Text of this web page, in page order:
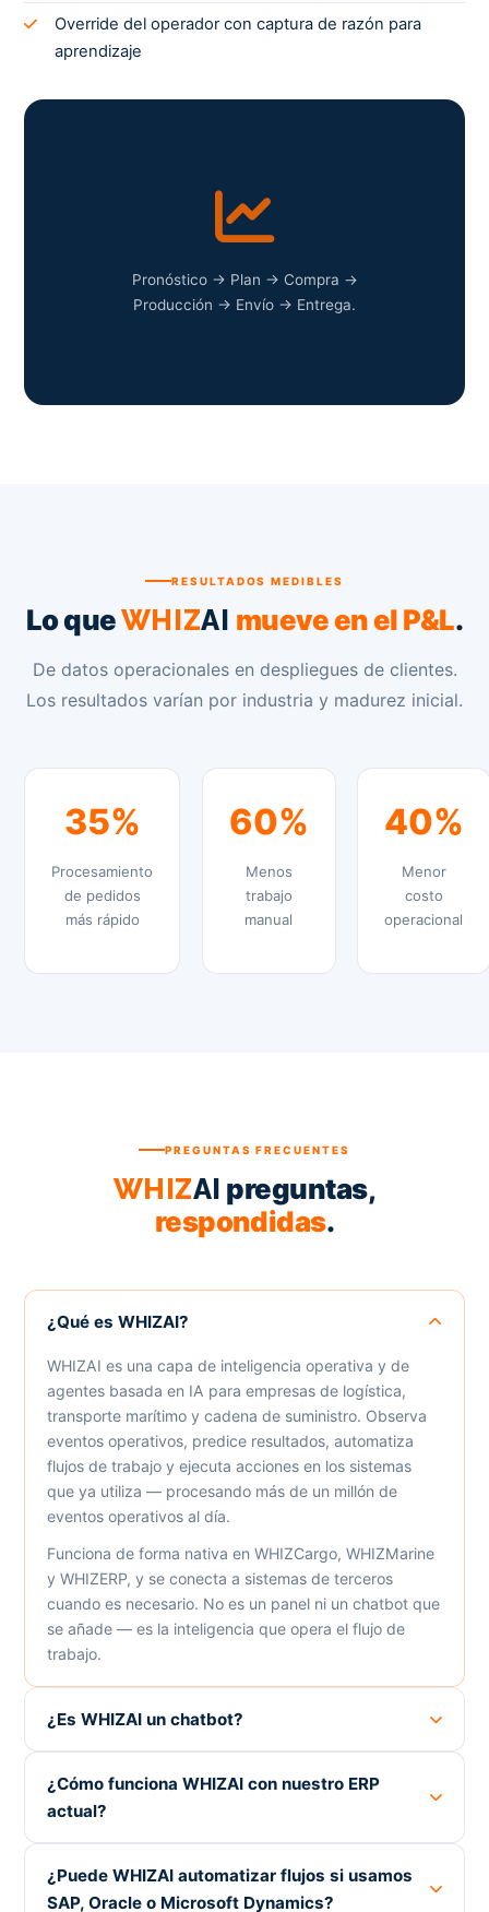
Override del operador con captura de razón para
aprendizaje
Pronóstico → Plan → Compra →
Producción → Envío → Entrega.
RESULTADOS MEDIBLES
Lo queWHIZAI mueve en el P&L.
De datos operacionales en despliegues de clientes.
Los resultados varían por industria y madurez inicial.
35%
Procesamiento
de pedidos
más rápido
60%
Menos
trabajo
manual
40%
Menor
costo
operacional
PREGUNTAS FRECUENTES
WHIZAI preguntas,
respondidas.
¿Qué es WHIZAI?
WHIZAI es una capa de inteligencia operativa y de
agentes basada en IA para empresas de logística,
transporte marítimo y cadena de suministro. Observa
eventos operativos, predice resultados, automatiza
flujos de trabajo y ejecuta acciones en los sistemas
que ya utiliza — procesando más de un millón de
eventos operativos al día.
Funciona de forma nativa en WHIZCargo, WHIZMarine
y WHIZERP, y se conecta a sistemas de terceros
cuando es necesario. No es un panel ni un chatbot que
se añade — es la inteligencia que opera el flujo de
trabajo.
¿Es WHIZAI un chatbot?
¿Cómo funciona WHIZAI con nuestro ERP
actual?
¿Puede WHIZAI automatizar flujos si usamos
SAP, Oracle o Microsoft Dynamics?